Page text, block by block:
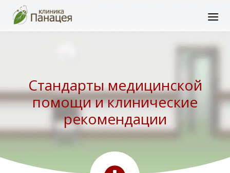
Стандарты медицинской
помощи и клинические
рекомендации